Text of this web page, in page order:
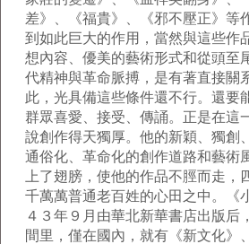
差》、《福貴》、《邪不壓正》等
到如此巨大的作用，當然與這些作
想內容、優美的藝術形式和從頭至
代精神與革命脈搏，是有著直接關
此，光具備這些條件還不行。還要
群眾喜愛、接受、傳誦。正是在這
說創作得天獨厚。他的新穎、獨創
通俗化、革命化的創作道路和藝術
上了翅膀，使他的作品不脛而走，
千萬萬普通老百姓的心田之中。《
４３年９月由華北新華書店出版后
間里，僅在國內，就有《新文化》